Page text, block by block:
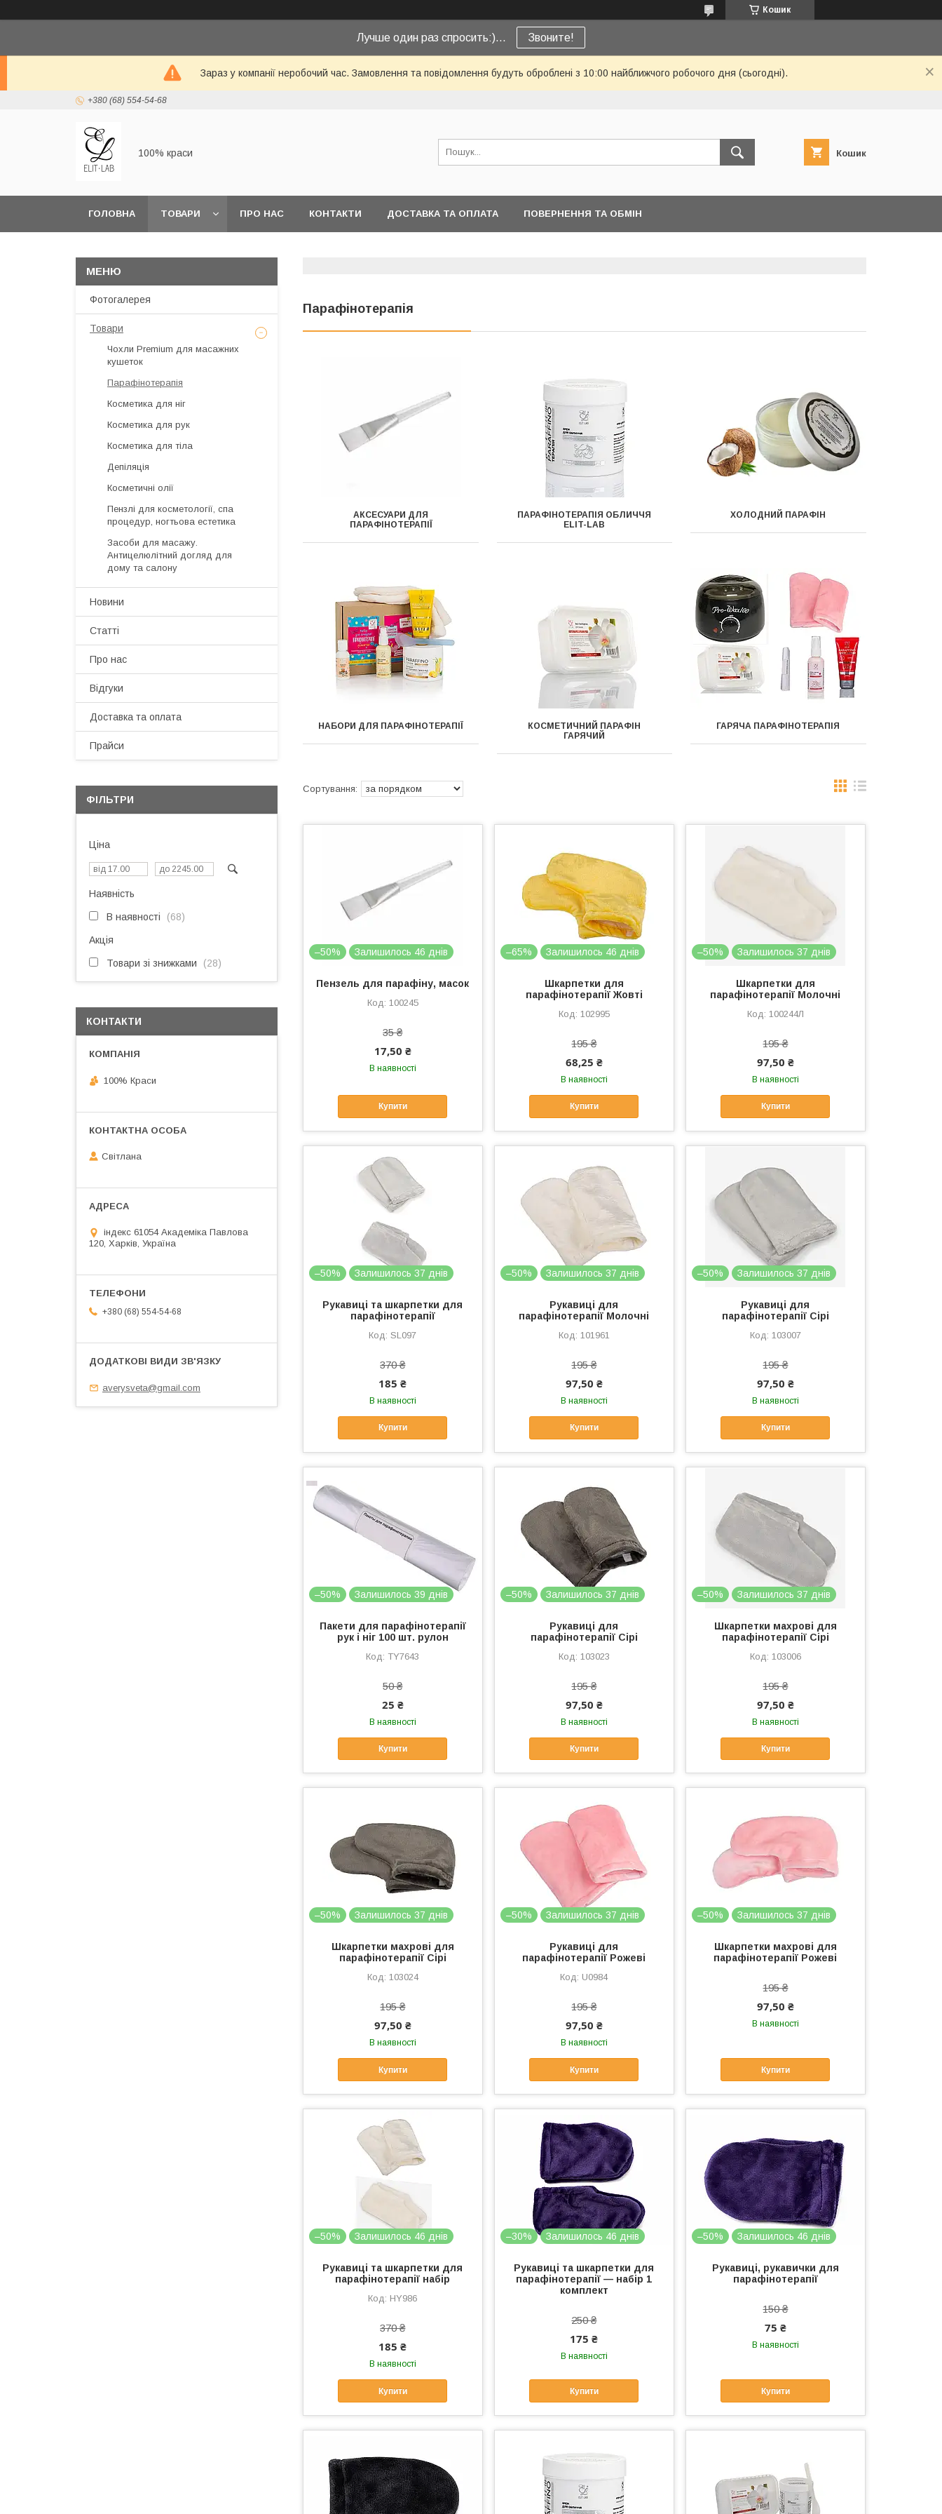
Кошик
Лучше один раз спросить:)... Звоните!
Зараз у компанії неробочий час. Замовлення та повідомлення будуть оброблені з 10:00 найближчого робочого дня (сьогодні).
+380 (68) 554-54-68
100% краси Кошик
ГОЛОВНА ТОВАРИ ПРО НАС КОНТАКТИ ДОСТАВКА ТА ОПЛАТА ПОВЕРНЕННЯ ТА ОБМІН
Парафінотерапія
АКСЕСУАРИ ДЛЯ
ПАРАФІНОТЕРАПІЇ
ПАРАФІНОТЕРАПІЯ ОБЛИЧЧЯ
ELIT-LAB
ХОЛОДНИЙ ПАРАФІН
НАБОРИ ДЛЯ ПАРАФІНОТЕРАПІЇ
КОСМЕТИЧНИЙ ПАРАФІН
ГАРЯЧИЙ
ГАРЯЧА ПАРАФІНОТЕРАПІЯ
–50% Залишилось 46 днів
Пензель для парафіну, масок
100245
35 ₴
17,50 ₴
В наявності
Купити
–65% Залишилось 46 днів
Шкарпетки для
парафінотерапії Жовті
102995
195 ₴
68,25 ₴
В наявності
Купити
–50% Залишилось 37 днів
Шкарпетки для
парафінотерапії Молочні
100244Л
195 ₴
97,50 ₴
В наявності
Купити
–50% Залишилось 37 днів
Рукавиці та шкарпетки для
парафінотерапії
SL097
370 ₴
185 ₴
В наявності
Купити
–50% Залишилось 37 днів
Рукавиці для
парафінотерапії Молочні
101961
195 ₴
97,50 ₴
В наявності
Купити
–50% Залишилось 37 днів
Рукавиці для
парафінотерапії Сірі
103007
195 ₴
97,50 ₴
В наявності
Купити
–50% Залишилось 39 днів
Пакети для парафінотерапії
рук і ніг 100 шт. рулон
TY7643
50 ₴
25 ₴
В наявності
Купити
–50% Залишилось 37 днів
Рукавиці для
парафінотерапії Сірі
103023
195 ₴
97,50 ₴
В наявності
Купити
–50% Залишилось 37 днів
Шкарпетки махрові для
парафінотерапії Сірі
103006
195 ₴
97,50 ₴
В наявності
Купити
–50% Залишилось 37 днів
Шкарпетки махрові для
парафінотерапії Сірі
103024
195 ₴
97,50 ₴
В наявності
Купити
–50% Залишилось 37 днів
Рукавиці для
парафінотерапії Рожеві
U0984
195 ₴
97,50 ₴
В наявності
Купити
–50% Залишилось 37 днів
Шкарпетки махрові для
парафінотерапії Рожеві
195 ₴
97,50 ₴
В наявності
Купити
–50% Залишилось 46 днів
Рукавиці та шкарпетки для
парафінотерапії набір
HY986
370 ₴
185 ₴
В наявності
Купити
–30% Залишилось 46 днів
Рукавиці та шкарпетки для
парафінотерапії — набір 1
комплект
250 ₴
175 ₴
В наявності
Купити
–50% Залишилось 46 днів
Рукавиці, рукавички для
парафінотерапії
150 ₴
75 ₴
В наявності
Купити
Фотогалерея
Товари
Чохли Premium для масажних
кушеток
Парафінотерапія
Косметика для ніг
Косметика для рук
Косметика для тіла
Депіляція
Косметичні олії
Пензлі для косметології, спа
процедур, ногтьова естетика
Засоби для масажу.
Антицелюлітний догляд для
дому та салону
Новини
Статті
Про нас
Відгуки
Доставка та оплата
Прайси
ФІЛЬТРИ
Ціна
Наявність
В наявності 68
Акція
Товари зі знижками 28
КОНТАКТИ
100% Краси
Світлана
індекс 61054 Академіка Павлова
120, Харків, Україна
+380 (68) 554-54-68
averysveta@gmail.com